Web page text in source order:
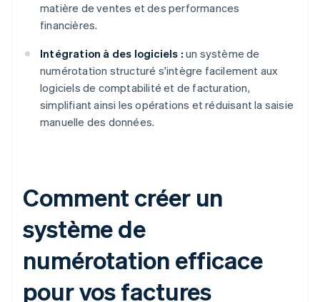
matière de ventes et des performances
financières.
Intégration à des logiciels : un système de
numérotation structuré s'intègre facilement aux
logiciels de comptabilité et de facturation,
simplifiant ainsi les opérations et réduisant la saisie
manuelle des données.
Comment créer un
système de
numérotation efficace
pour vos factures